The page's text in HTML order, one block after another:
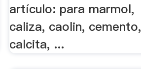
artículo: para marmol,
caliza, caolin, cemento,
calcita, ...